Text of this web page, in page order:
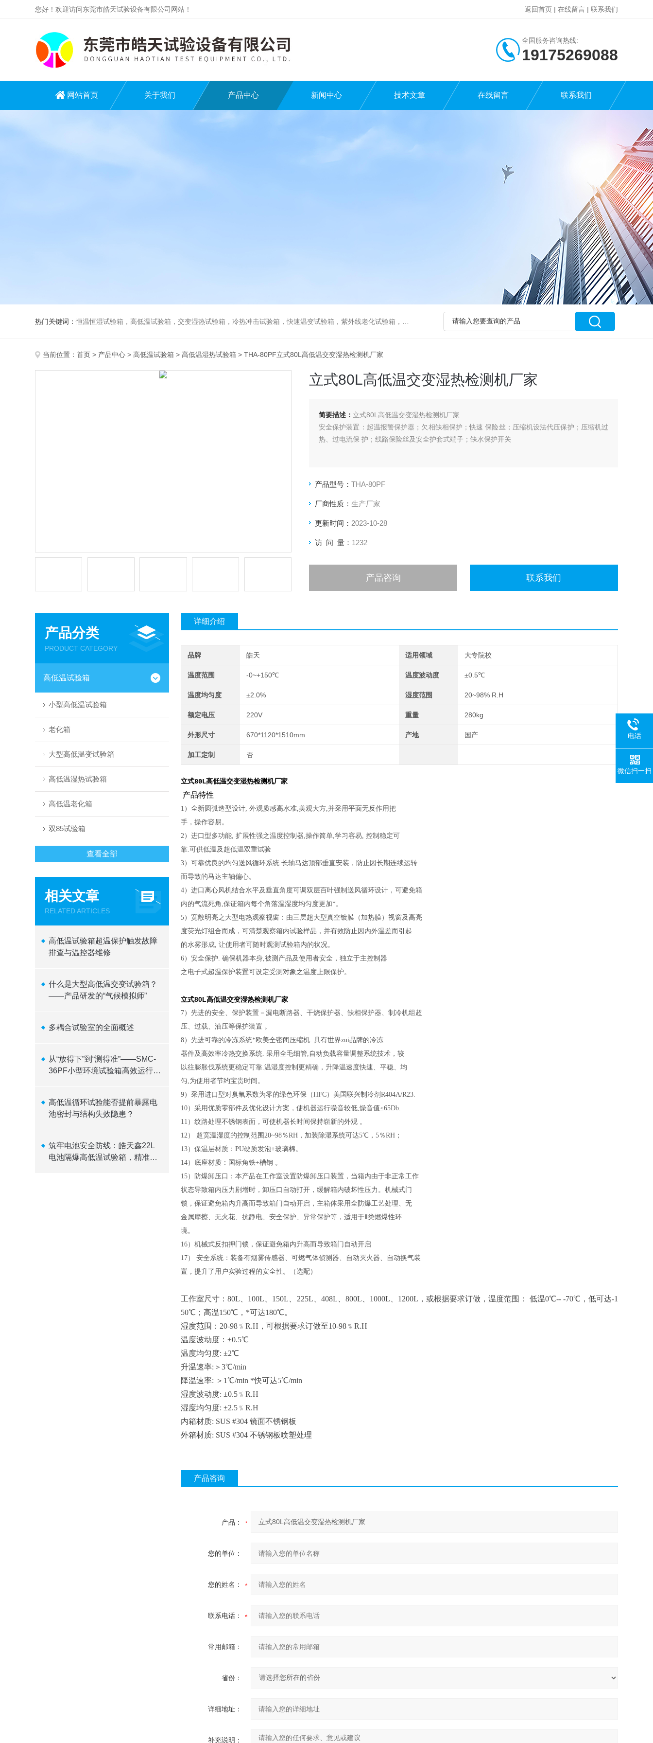
您好！欢迎访问东莞市皓天试验设备有限公司网站！ 返回首页 | 在线留言 | 联系我们
全国服务咨询热线:
19175269088
网站首页 关于我们 产品中心 新闻中心 技术文章 在线留言 联系我们
热门关键词：恒温恒湿试验箱，高低温试验箱，交变湿热试验箱，冷热冲击试验箱，快速温变试验箱，紫外线老化试验箱，步入式环境试验箱
当前位置： 首页 > 产品中心 > 高低温试验箱 > 高低温湿热试验箱 > THA-80PF立式80L高低温交变湿热检测机厂家
立式80L高低温交变湿热检测机厂家
简要描述： 立式80L高低温交变湿热检测机厂家
安全保护装置：起温报警保护器；欠相缺相保护；快速 保险丝；压缩机设法代压保护；压缩机过
热、过电流保 护；线路保险丝及安全护套式端子；缺水保护开关
产品型号： THA-80PF
厂商性质： 生产厂家
更新时间： 2023-10-28
访 问 量： 1232
产品咨询 联系我们
产品分类
PRODUCT CATEGORY
高低温试验箱
小型高低温试验箱
老化箱
大型高低温变试验箱
高低温湿热试验箱
高低温老化箱
双85试验箱
查看全部
相关文章
RELATED ARTICLES
高低温试验箱超温保护触发故障
排查与温控器维修
什么是大型高低温交变试验箱？
——产品研发的“气候模拟师”
多耦合试验室的全面概述
从“放得下”到“测得准”——SMC-
36PF小型环境试验箱高效运行逻
高低温循环试验能否提前暴露电
池密封与结构失效隐患？
筑牢电池安全防线：皓天鑫22L
电池隔爆高低温试验箱，精准温
详细介绍
品牌 皓天 适用领域 大专院校
温度范围 -0~+150℃ 温度波动度 ±0.5℃
温度均匀度 ±2.0% 湿度范围 20~98% R.H
额定电压 220V 重量 280kg
外形尺寸 670*1120*1510mm 产地 国产
加工定制 否
立式80L高低温交变湿热检测机厂家
产品特性
1）全新圆弧造型设计, 外观质感高水准,美观大方,并采用平面无反作用把
手，操作容易。
2）进口型多功能, 扩展性强之温度控制器,操作简单,学习容易, 控制稳定可
靠.可供低温及超低温双重试验
3）可靠优良的均匀送风循环系统 长轴马达顶部垂直安装，防止因长期连续运转
而导致的马达主轴偏心。
4）进口离心风机结合水平及垂直角度可调双层百叶强制送风循环设计，可避免箱
内的气流死角,保证箱内每个角落温湿度均匀度更加*。
5）宽敞明亮之大型电热观察视窗：由三层超大型真空镀膜（加热膜）视窗及高亮
度荧光灯组合而成，可清楚观察箱内试验样品，并有效防止因内外温差而引起
的水雾形成, 让使用者可随时观测试验箱内的状况。
6）安全保护. 确保机器本身,被测产品及使用者安全，独立于主控制器
之电子式超温保护装置可设定受测对象之温度上限保护。
立式80L高低温交变湿热检测机厂家
7）先进的安全、保护装置－漏电断路器、干烧保护器、缺相保护器、制冷机组超
压、过载、油压等保护装置 。
8）先进可靠的冷冻系统*欧美全密闭压缩机. 具有世界zui品牌的冷冻
器件及高效率冷热交换系统. 采用全毛细管,自动负载容量调整系统技术，较
以往膨胀伐系统更稳定可靠.温湿度控制更精确，升降温速度快速、平稳、均
匀,为使用者节约宝贵时间。
9）采用进口型对臭氧系数为零的绿色环保（HFC）美国联兴制冷剂R404A/R23.
10）采用优质零部件及优化设计方案，使机器运行噪音较低,燥音值≤65Db.
11）纹路处理不锈钢表面，可使机器长时间保持崭新的外观 。
12） 超宽温湿度的控制范围20~98％RH，加装除湿系统可达5℃，5％RH；
13）保温层材质：PU硬质发泡+玻璃棉。
14）底座材质：国标角铁+槽钢 。
15）防爆卸压口：本产品在工作室设置防爆卸压口装置，当箱内由于非正常工作
状态导致箱内压力剧增时，卸压口自动打开，缓解箱内破坏性压力。机械式门
锁，保证避免箱内升高而导致箱门自动开启，主箱体采用全防爆工艺处理、无
金属摩擦、无火花、抗静电、安全保护、异常保护等，适用于Ⅱ类燃爆性环
境。
16）机械式反扣押门锁，保证避免箱内升高而导致箱门自动开启
17） 安全系统：装备有烟雾传感器、可燃气体侦测器、自动灭火器、自动换气装
置，提升了用户实验过程的安全性。（选配）
工作室尺寸：80L、100L、150L、225L、408L、800L、1000L 1200L ， 或根据要求订做，温度范围： 低温0℃-- -70℃，低可达-1
50℃；高温150℃，*可达180℃。
湿度范围： 20-98﹪R.H，可根据要求订做至10-98﹪R.H
温度波动度： ±0.5℃
温度均匀度: ±2℃
升温速率:＞3℃/min
降温速率: ＞1℃/min *快可达5℃/min
湿度波动度: ±0.5﹪R.H
湿度均匀度: ±2.5﹪R.H
内箱材质: SUS #304 镜面不锈钢板
外箱材质: SUS #304 不锈钢板喷塑处理
产品咨询
产品：
您的单位：
您的姓名：
联系电话：
常用邮箱：
省份：
详细地址：
补充说明：
电话
微信扫一扫